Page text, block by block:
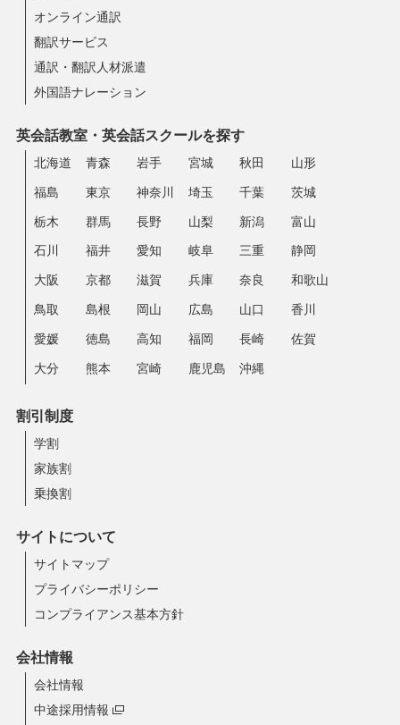
オンライン通訳
翻訳サービス
通訳・翻訳人材派遣
外国語ナレーション
英会話教室・英会話スクールを探す
北海道 青森 岩手 宮城 秋田 山形
福島 東京 神奈川 埼玉 千葉 茨城
栃木 群馬 長野 山梨 新潟 富山
石川 福井 愛知 岐阜 三重 静岡
大阪 京都 滋賀 兵庫 奈良 和歌山
鳥取 島根 岡山 広島 山口 香川
愛媛 徳島 高知 福岡 長崎 佐賀
大分 熊本 宮崎 鹿児島 沖縄
割引制度
学割
家族割
乗換割
サイトについて
サイトマップ
プライバシーポリシー
コンプライアンス基本方針
会社情報
会社情報
中途採用情報